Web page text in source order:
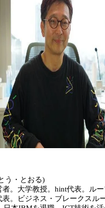
う・とおる)
者。大学教授。hint代表。ル
表。ビジネス・ブレークスル